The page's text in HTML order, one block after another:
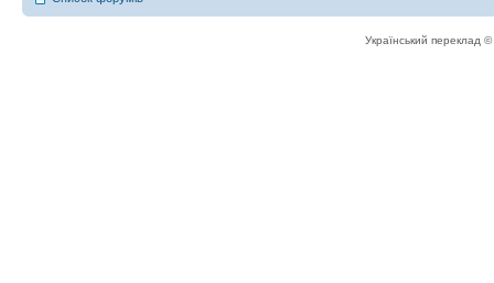
Український переклад